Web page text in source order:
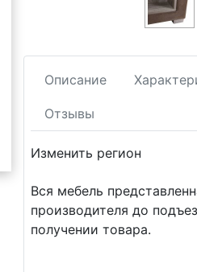
Описание
Отзывы
Изменить регион
Вся мебель
производителя до
получении товара.